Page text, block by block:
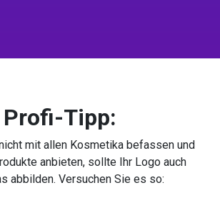
Profi-Tipp:
mit allen Kosmetika befassen und
anbieten, sollte Ihr Logo auch
abbilden. Versuchen Sie es so: